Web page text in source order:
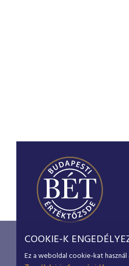
COOKIE-K
Ez a weboldal cookie-kat